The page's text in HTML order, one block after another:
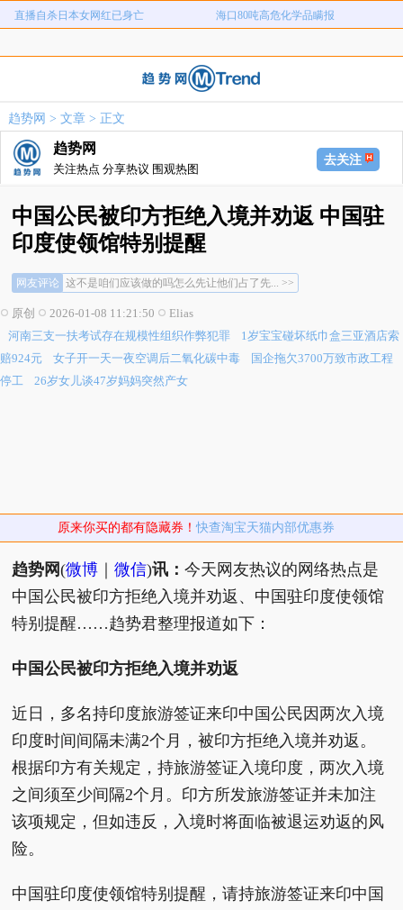
直播自杀日本女网红已身亡 海口80吨高危化学品瞒报
弊犯罪
1岁宝宝碰坏纸巾盒三亚酒店索赔924 女子开一天一夜空调后二氧化碳中毒
儿子举报身价上亿父亲说家已破碎
直播自杀日本女网红已身亡 海口80吨高危化学品瞒报
趋势网 > 文章> 正文
趋势网
关注热点 分享热议 围观热图
去关注
中国公民被印方拒绝入境并劝返 中国驻
印度使领馆特别提醒
网友评论 还是控制一下他们来华的签证吧... >>
这不是咱们应该做的吗怎么先让他们占了先... >>
还是控制一下他们来华的签证吧... >>
我想知道他去印度干嘛... >>
原创 2026-01-08 11:21:50
Elias
河南三支一扶考试存在规模性组织作弊犯罪
1岁宝宝碰坏纸巾盒三亚酒店索
赔924元
女子开一天一夜空调后二氧化碳中毒
国企拖欠3700万致市政工程
停工
26岁女儿谈47岁妈妈突然产女
原来你买的都有隐藏券！快查淘宝天猫内部优惠券
趋势网(微博 ｜微信)讯：今天网友热议的网络热点是
中国公民被印方拒绝入境并劝返、中国驻印度使领馆
特别提醒……趋势君整理报道如下：
中国公民被印方拒绝入境并劝返
近日，多名持印度旅游签证来印中国公民因两次入境
印度时间间隔未满2个月，被印方拒绝入境并劝返。
根据印方有关规定，持旅游签证入境印度，两次入境
之间须至少间隔2个月。印方所发旅游签证并未加注
该项规定，但如违反，入境时将面临被退运劝返的风
险。
中国驻印度使领馆特别提醒，请持旅游签证来印中国